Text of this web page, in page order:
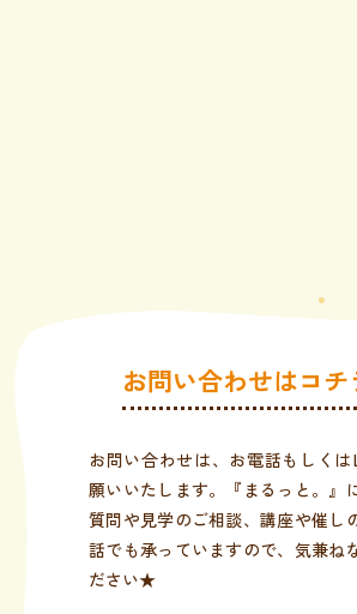
お問い合わせはコチ
お問い合わせは、お電話もしく
願いいたします。『まるっと。』
質問や見学のご相談、講座や催し
話でも承っていますので、気兼ね
ださい★